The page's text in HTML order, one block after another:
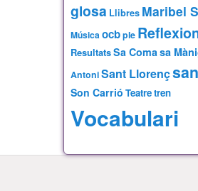
glosa Llibres Maribel
Músicaocbple
ResultatsSa Comasa
AntoniSant Llorenç
Son Carrió Teatretren
Vocabulari